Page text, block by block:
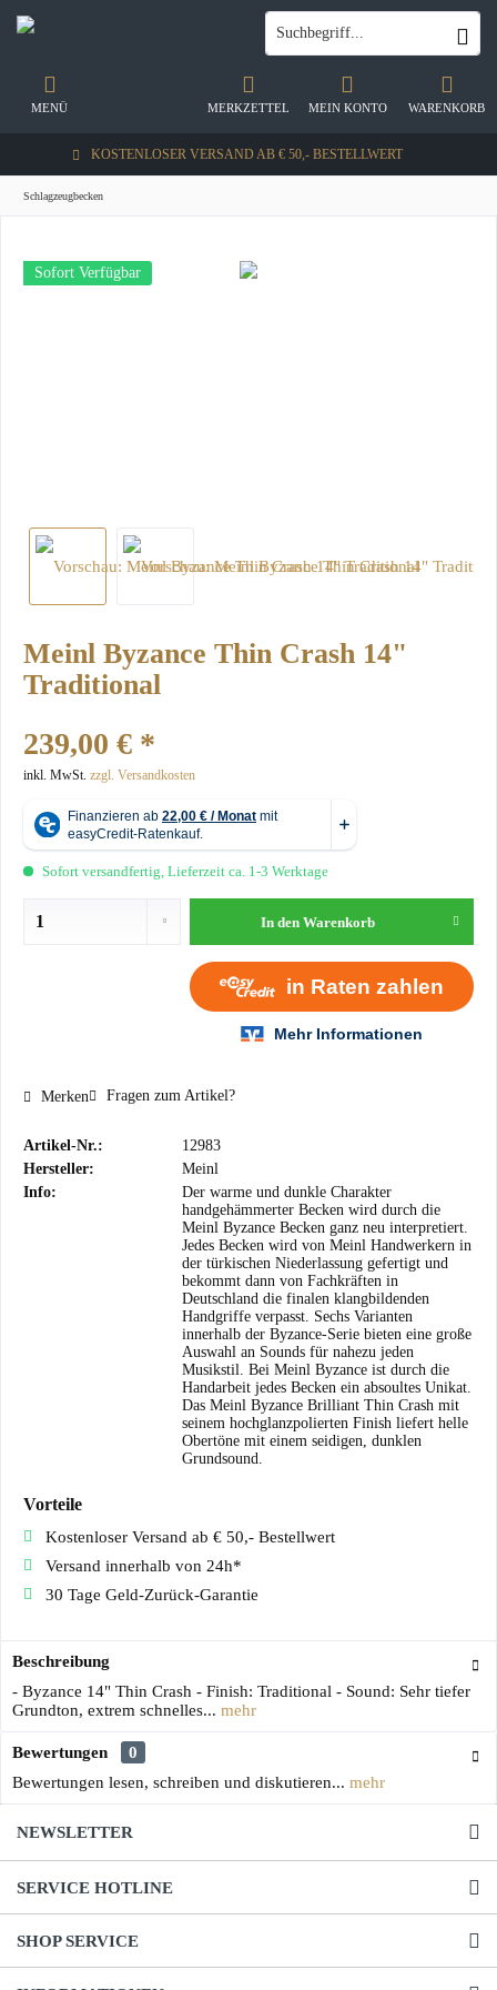
KOSTENLOSER VERSAND AB € 50,- BESTELLWERT
WARENKORB
MERKZETTEL MEIN KONTO
MENÜ
Schlagzeugbecken
Sofort Verfügbar
Meinl Byzance Thin Crash 14"
Traditional
239,00 € *
inkl. MwSt. zzgl. Versandkosten
Sofort versandfertig, Lieferzeit ca. 1-3 Werktage
In den Warenkorb
Merken Fragen zum Artikel?
Artikel-Nr.:
12983
Hersteller:
Meinl
Info:
Der warme und dunkle Charakter
handgehämmerter Becken wird durch die
Meinl Byzance Becken ganz neu interpretiert.
Jedes Becken wird von Meinl Handwerkern in
der türkischen Niederlassung gefertigt und
bekommt dann von Fachkräften in
Deutschland die finalen klangbildenden
Handgriffe verpasst. Sechs Varianten
innerhalb der Byzance-Serie bieten eine große
Auswahl an Sounds für nahezu jeden
Musikstil. Bei Meinl Byzance ist durch die
Handarbeit jedes Becken ein absoultes Unikat.
Das Meinl Byzance Brilliant Thin Crash mit
seinem hochglanzpolierten Finish liefert helle
Obertöne mit einem seidigen, dunklen
Grundsound.
Vorteile
Kostenloser Versand ab € 50,- Bestellwert
Versand innerhalb von 24h*
30 Tage Geld-Zurück-Garantie
Beschreibung
- Byzance 14" Thin Crash - Finish: Traditional - Sound: Sehr tiefer
Grundton, extrem schnelles... mehr
Bewertungen
0
Bewertungen lesen, schreiben und diskutieren... mehr
NEWSLETTER
SERVICE HOTLINE
SHOP SERVICE